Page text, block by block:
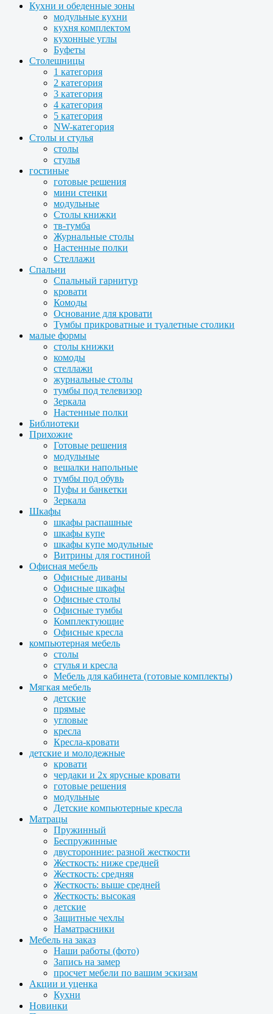
Кухни и обеденные зоны
модульные кухни
кухня комплектом
кухонные углы
Буфеты
Столешницы
1 категория
2 категория
3 категория
4 категория
5 категория
NW-категория
Столы и стулья
столы
стулья
гостиные
готовые решения
мини стенки
модульные
Столы книжки
тв-тумба
Журнальные столы
Настенные полки
Стеллажи
Спальни
Спальный гарнитур
кровати
Комоды
Основание для кровати
Тумбы прикроватные и туалетные столики
малые формы
столы книжки
комоды
стеллажи
журнальные столы
тумбы под телевизор
Зеркала
Настенные полки
Библиотеки
Прихожие
Готовые решения
модульные
вешалки напольные
тумбы под обувь
Пуфы и банкетки
Зеркала
Шкафы
шкафы распашные
шкафы купе
шкафы купе модульные
Витрины для гостиной
Офисная мебель
Офисные диваны
Офисные шкафы
Офисные столы
Офисные тумбы
Комплектующие
Офисные кресла
компьютерная мебель
столы
стулья и кресла
Мебель для кабинета (готовые комплекты)
Мягкая мебель
детские
прямые
угловые
кресла
Кресла-кровати
детские и молодежные
кровати
чердаки и 2х ярусные кровати
готовые решения
модульные
Детские компьютерные кресла
Матрацы
Пружинный
Беспружинные
двусторонние: разной жесткости
Жесткость: ниже средней
Жесткость: средняя
Жесткость: выше средней
Жесткость: высокая
детские
Защитные чехлы
Наматрасники
Мебель на заказ
Наши работы (фото)
Запись на замер
просчет мебели по вашим эскизам
Акции и уценка
Кухни
Новинки